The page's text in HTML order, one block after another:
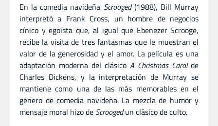
En la comedia navideña Scrooged(1988), Bill Murray
interpretó a Frank Cross, un hombre de negocios
cínico y egoísta que, al igual que Ebenezer Scrooge,
recibe la visita de tres fantasmas que le muestran el
valor de la generosidad y el amor. La película es una
adaptación moderna del clásico A Christmas Carolde
Charles Dickens, y la interpretación de Murray se
mantiene como una de las más memorables en el
género de comedia navideña. La mezcla de humor y
mensaje moral hizo de Scroogedun clásico de culto.